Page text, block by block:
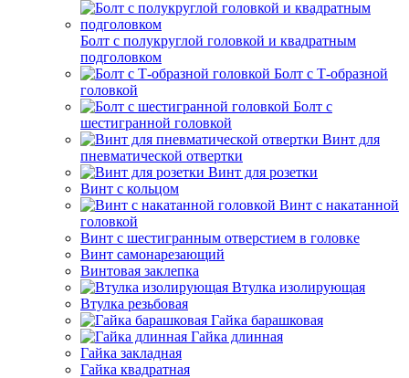
Болт с полукруглой головкой и квадратным
подголовком
Болт с Т-образной
головкой
Болт с
шестигранной головкой
Винт для
пневматической отвертки
Винт для розетки
Винт с кольцом
Винт с накатанной
головкой
Винт с шестигранным отверстием в головке
Винт самонарезающий
Винтовая заклепка
Втулка изолирующая
Втулка резьбовая
Гайка барашковая
Гайка длинная
Гайка закладная
Гайка квадратная